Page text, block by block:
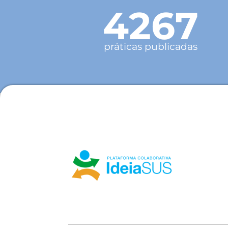
4267
práticas publicadas